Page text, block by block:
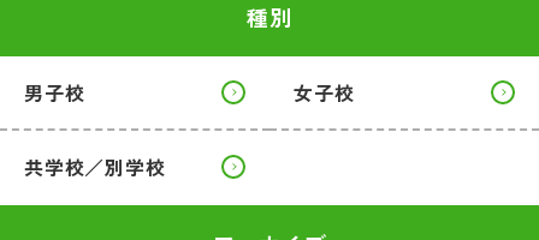
種別
男子校 女子校
共学校／別学校